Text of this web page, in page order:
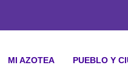
MI AZOTEA PUEBLO Y